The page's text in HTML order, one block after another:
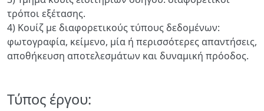
τρόποι εξέτασης.
4) Κουίζ με διαφορετικούς τύπους δεδομένων:
φωτογραφία, κείμενο, μία ή περισσότερες απαντήσεις,
αποθήκευση αποτελεσμάτων και δυναμική πρόοδος.
Τύπος έργου: